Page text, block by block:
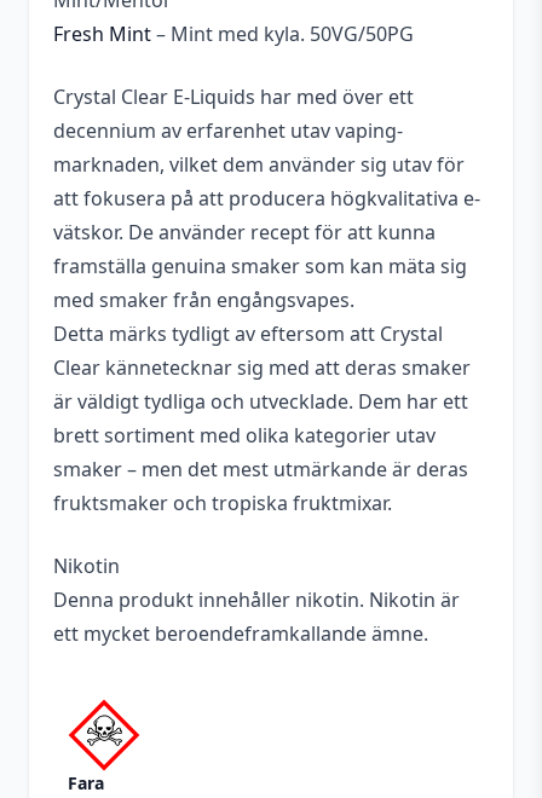
Fresh Mint– Mint med kyla. 50VG/50PG
Crystal Clear E-Liquids har med över ett
decennium av erfarenhet utav vaping-
marknaden, vilket dem använder sig utav för
att fokusera på att producera högkvalitativa e-
vätskor. De använder recept för att kunna
framställa genuina smaker som kan mäta sig
med smaker från engångsvapes.
Detta märks tydligt av eftersom att Crystal
Clear kännetecknar sig med att deras smaker
är väldigt tydliga och utvecklade. Dem har ett
brett sortiment med olika kategorier utav
smaker – men det mest utmärkande är deras
fruktsmaker och tropiska fruktmixar.
Nikotin
Denna produkt innehåller nikotin. Nikotin är
ett mycket beroendeframkallande ämne.
Fara